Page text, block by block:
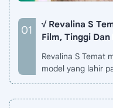
√ Revalina S
Film, Tinggi Dan
Revalina S Temat merupakan seorang aktris dan
model yang lahir